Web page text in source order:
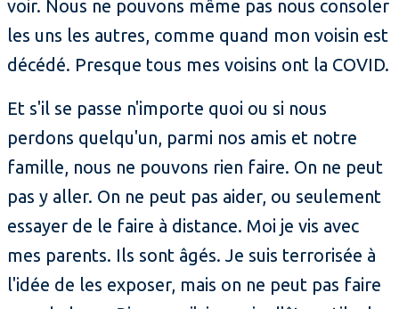
voir. Nous ne pouvons même pas nous consoler
les uns les autres, comme quand mon voisin est
décédé. Presque tous mes voisins ont la COVID.
Et s'il se passe n'importe quoi ou si nous
perdons quelqu'un, parmi nos amis et notre
famille, nous ne pouvons rien faire. On ne peut
pas y aller. On ne peut pas aider, ou seulement
essayer de le faire à distance. Moi je vis avec
mes parents. Ils sont âgés. Je suis terrorisée à
l'idée de les exposer, mais on ne peut pas faire